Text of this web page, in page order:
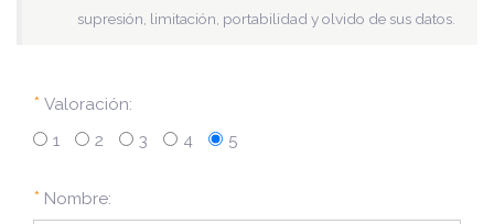
supresión, limitación, portabilidad y olvido de sus datos.
* Valoración:
1
2 3 4 5
* Nombre: